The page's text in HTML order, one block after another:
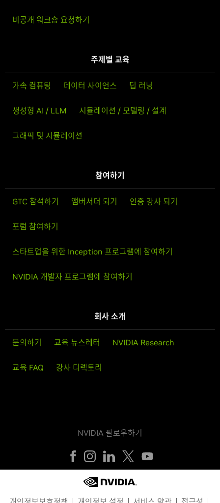
비공개 워크숍 요청하기
주제별 교육
가속 컴퓨팅 데이터 사이언스 딥 러닝
생성형 AI / LLM 시뮬레이션 / 모델링 / 설계
그래픽 및 시뮬레이션
참여하기
GTC 참석하기 앰버서더 되기 인증 강사 되기
포럼 참여하기
스타트업을 위한 Inception 프로그램에 참여하기
NVIDIA 개발자 프로그램에 참여하기
회사 소개
문의하기 교육 뉴스레터 NVIDIA Research
교육 FAQ 강사 디렉토리
NVIDIA 팔로우하기